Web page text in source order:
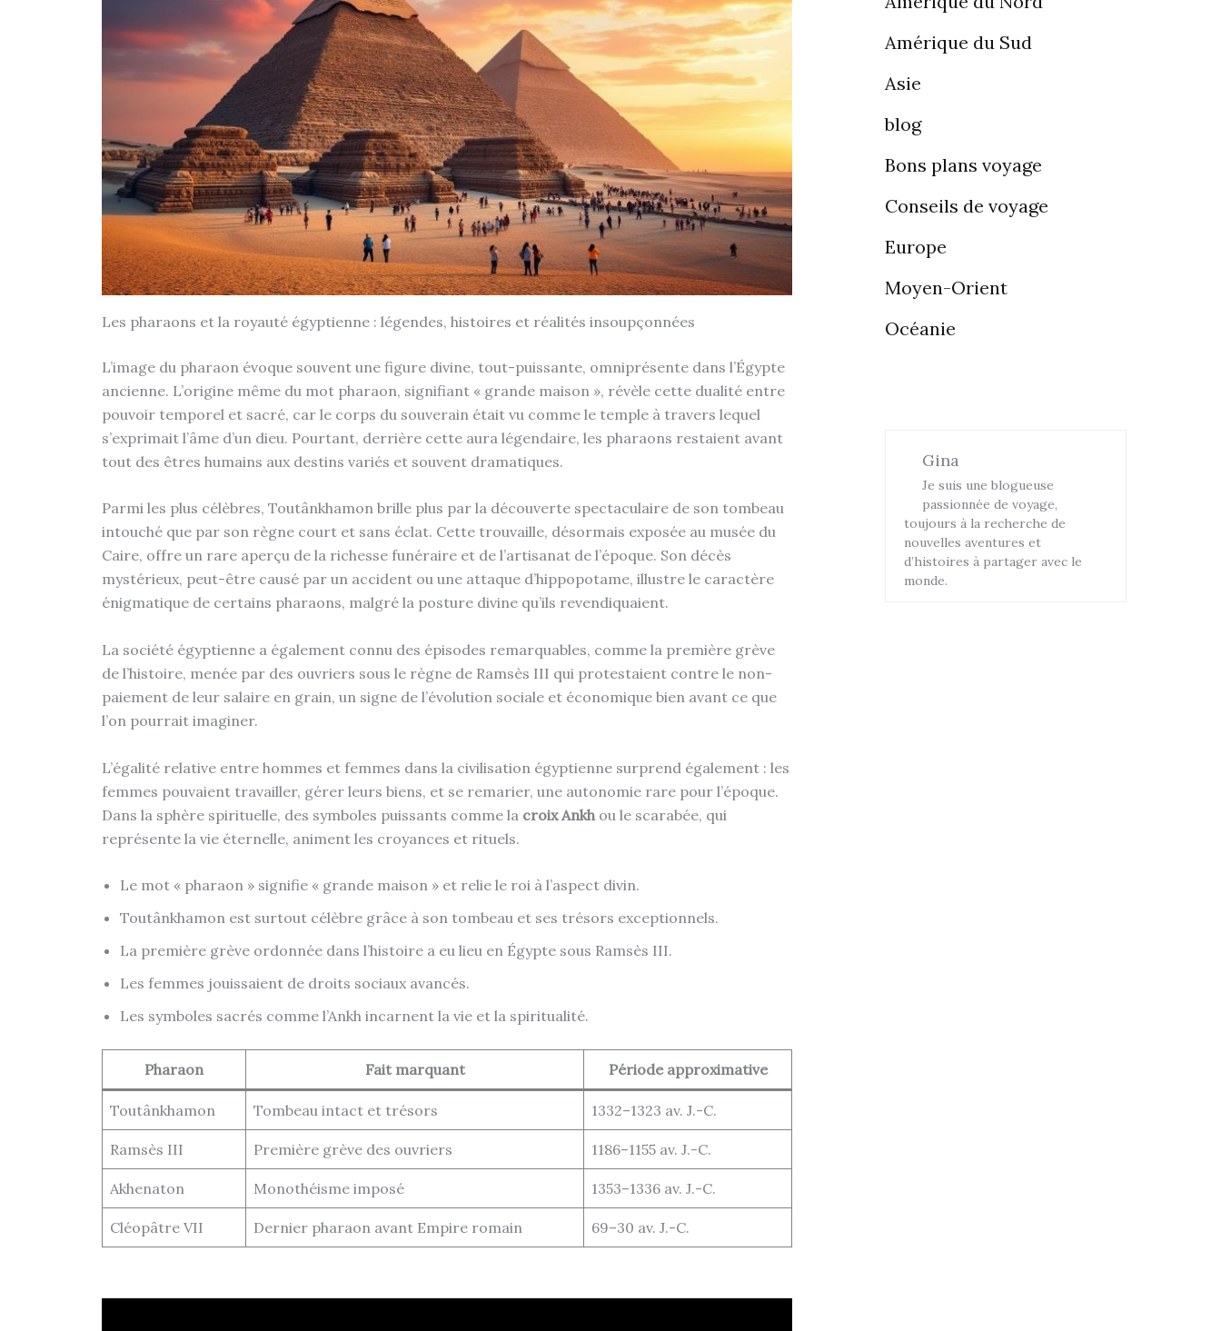
Les pharaons et la royauté égyptienne : légendes, histoires et réalités insoupçonnées
L’image du pharaon évoque souvent une figure divine, tout-puissante, omniprésente dans l’Égypte
ancienne. L’origine même du mot pharaon, signifiant « grande maison », révèle cette dualité entre
pouvoir temporel et sacré, car le corps du souverain était vu comme le temple à travers lequel
s’exprimait l’âme d’un dieu. Pourtant, derrière cette aura légendaire, les pharaons restaient avant
tout des êtres humains aux destins variés et souvent dramatiques.
Parmi les plus célèbres, Toutânkhamon brille plus par la découverte spectaculaire de son tombeau
intouché que par son règne court et sans éclat. Cette trouvaille, désormais exposée au musée du
Caire, offre un rare aperçu de la richesse funéraire et de l’artisanat de l’époque. Son décès
mystérieux, peut-être causé par un accident ou une attaque d’hippopotame, illustre le caractère
énigmatique de certains pharaons, malgré la posture divine qu’ils revendiquaient.
La société égyptienne a également connu des épisodes remarquables, comme la première grève
de l’histoire, menée par des ouvriers sous le règne de Ramsès III qui protestaient contre le non-
paiement de leur salaire en grain, un signe de l’évolution sociale et économique bien avant ce que
l’on pourrait imaginer.
L’égalité relative entre hommes et femmes dans la civilisation égyptienne surprend également : les
femmes pouvaient travailler, gérer leurs biens, et se remarier, une autonomie rare pour l’époque.
Dans la sphère spirituelle, des symboles puissants comme la croix Ankh ou le scarabée, qui
représente la vie éternelle, animent les croyances et rituels.
Le mot « pharaon » signifie « grande maison » et relie le roi à l’aspect divin.
Toutânkhamon est surtout célèbre grâce à son tombeau et ses trésors exceptionnels.
La première grève ordonnée dans l’histoire a eu lieu en Égypte sous Ramsès III.
Les femmes jouissaient de droits sociaux avancés.
Les symboles sacrés comme l’Ankh incarnent la vie et la spiritualité.
Pharaon Fait marquant Période approximative
Toutânkhamon Tombeau intact et trésors 1332–1323 av. J.-C.
Ramsès III Première grève des ouvriers 1186–1155 av. J.-C.
Akhenaton Monothéisme imposé 1353–1336 av. J.-C.
Cléopâtre VII Dernier pharaon avant Empire romain 69–30 av. J.-C.
Amérique du Sud
Asie
blog
Bons plans voyage
Conseils de voyage
Europe
Moyen-Orient
Océanie
Gina
Je suis une blogueuse
passionnée de voyage,
toujours à la recherche de
nouvelles aventures et
d’histoires à partager avec le
monde.